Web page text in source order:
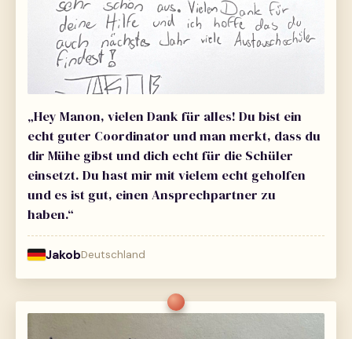
„Hey Manon, vielen Dank für alles! Du bist ein
echt guter Coordinator und man merkt, dass du
dir Mühe gibst und dich echt für die Schüler
einsetzt. Du hast mir mit vielem echt geholfen
und es ist gut, einen Ansprechpartner zu
haben.“
JakobDeutschland